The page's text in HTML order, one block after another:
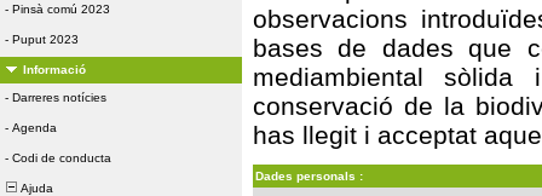
- Pinsà comú 2023
- Puput 2023
Informació
- Darreres notícies
- Agenda
- Codi de conducta
Ajuda
observacions
bases de dades que
mediambiental
conservació de la
has llegit i acceptat
Dades personals :